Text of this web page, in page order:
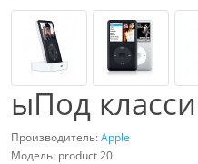
ыПод
Производитель:Apple
Модель: product 20